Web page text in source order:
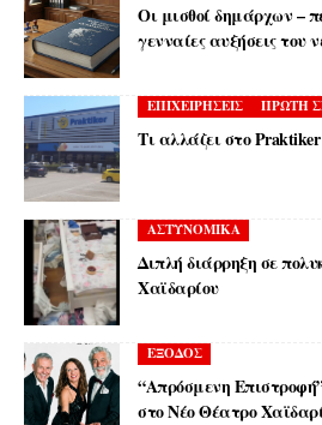
Οι μισθοί δημάρχων –
γενναίες αυξήσεις του
ΕΠΙΧΕΙΡΗΣΕΙΣ ΠΡΩΤΗ
Τι αλλάζει στο
ΑΣΤΥΝΟΜΙΚΑ
Διπλή διάρρηξη σε
Χαϊδαρίου
ΕΞΟΔΟΣ
“Απρόσμενη
στο Νέο Θέατρο